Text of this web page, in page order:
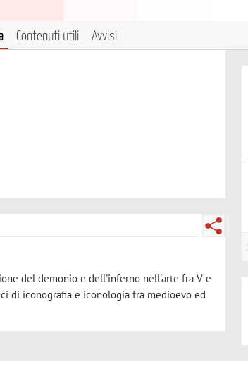
Contenuti utili Avvisi
del demonio e dell'inferno nell'arte fra V e
di iconografia e iconologia fra medioevo ed